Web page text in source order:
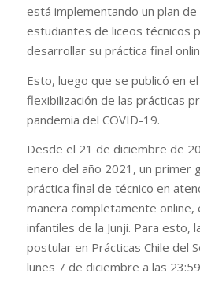
está implementando un plan
estudiantes de liceos técnicos
desarrollar su práctica final
Esto, luego que se publicó en
flexibilización de las prácticas
pandemia del COVID-19.
Desde el 21 de diciembre de
enero del año 2021, un primer
práctica final de técnico en
manera completamente online,
infantiles de la Junji. Para esto,
postular en Prácticas Chile del
lunes 7 de diciembre a las